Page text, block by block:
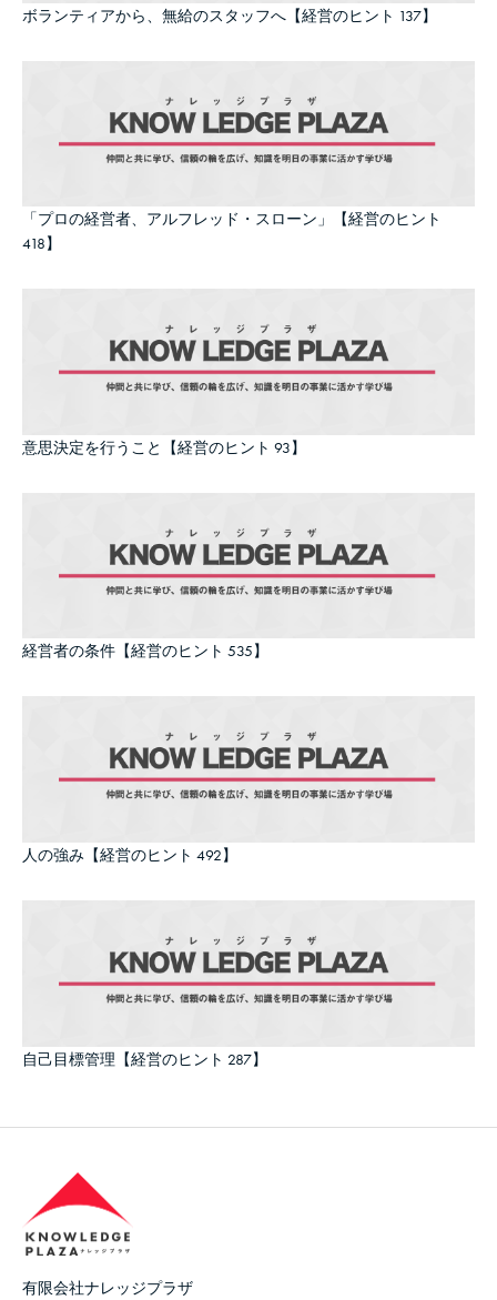
ボランティアから、無給のスタッフへ【経営のヒント 137】
「プロの経営者、アルフレッド・スローン」【経営のヒント
418】
意思決定を行うこと【経営のヒント 93】
経営者の条件【経営のヒント 535】
人の強み【経営のヒント 492】
自己目標管理【経営のヒント 287】
有限会社ナレッジプラザ